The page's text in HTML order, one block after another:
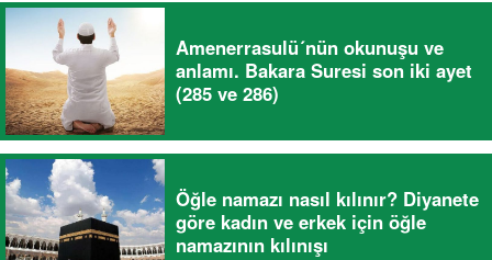
Amenerrasulü´nün okunuşu ve
anlamı. Bakara Suresi son iki ayet
(285 ve 286)
Öğle namazı nasıl kılınır? Diyanete
göre kadın ve erkek için öğle
namazının kılınışı